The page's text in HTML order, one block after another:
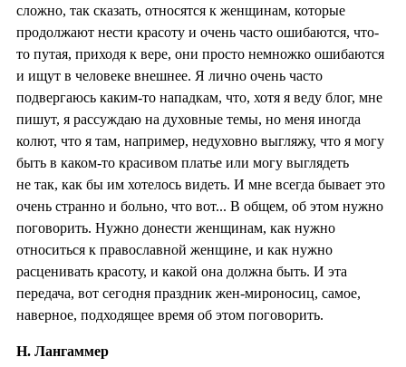
сложно, так сказать, относятся к женщинам, которые
продолжают нести красоту и очень часто ошибаются, что-
то путая, приходя к вере, они просто немножко ошибаются
и ищут в человеке внешнее. Я лично очень часто
подвергаюсь каким-то нападкам, что, хотя я веду блог, мне
пишут, я рассуждаю на духовные темы, но меня иногда
колют, что я там, например, недуховно выгляжу, что я могу
быть в каком-то красивом платье или могу выглядеть
не так, как бы им хотелось видеть. И мне всегда бывает это
очень странно и больно, что вот... В общем, об этом нужно
поговорить. Нужно донести женщинам, как нужно
относиться к православной женщине, и как нужно
расценивать красоту, и какой она должна быть. И эта
передача, вот сегодня праздник жен-мироносиц, самое,
наверное, подходящее время об этом поговорить.
Н. Лангаммер